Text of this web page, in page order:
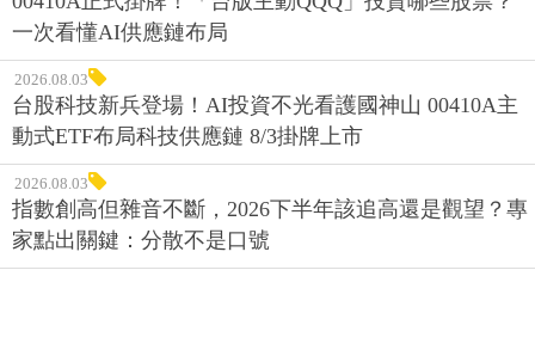
一次看懂AI供應鏈布局
2026.08.03
台股科技新兵登場！AI投資不光看護國神山 00410A主
動式ETF布局科技供應鏈 8/3掛牌上市
2026.08.03
指數創高但雜音不斷，2026下半年該追高還是觀望？專
家點出關鍵：分散不是口號